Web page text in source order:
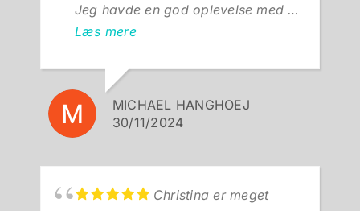
Jeg havde en god oplevelse med at
gå til Christina Peick. Meget dygtig
forundersøgelsen.
Læs mere
MICHAEL HANGHOEJ
30/11/2024
Christina er meget